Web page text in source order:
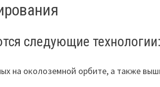
следующие технологии:
на околоземной орбите, а также